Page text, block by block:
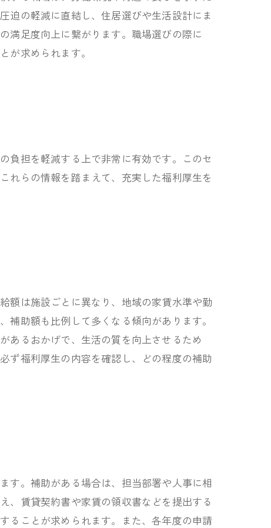
迫の軽減に直結し、住居選びや生活設計にま
満足度向上に繋がります。職場選びの際に
が求められます。
負担を軽減する上で非常に有効です。このセ
れらの情報を踏まえて、充実した福利厚生を
額は施設ごとに異なり、地域の家賃水準や勤
助額も比例して多くなる傾向があります。
あるおかげで、生活の質を向上させるため
ず福利厚生の内容を確認し、どの程度の補助
す。補助がある場合は、担当部署や人事に相
、賃貸契約書や家賃の領収書などを提出する
ることが求められます。また、各年度の申請